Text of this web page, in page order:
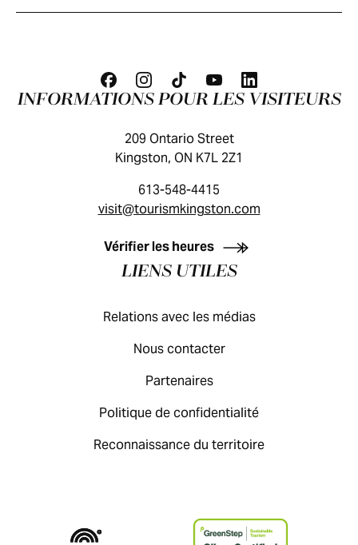
GUIDE DES VISITEURS
INFORMATIONS POUR LES VISITEURS
209 Ontario Street
Kingston, ON K7L 2Z1
613-548-4415
visit@tourismkingston.com
Vérifier les heures
LIENS UTILES
Relations avec les médias
Nous contacter
Partenaires
Politique de confidentialité
Reconnaissance du territoire